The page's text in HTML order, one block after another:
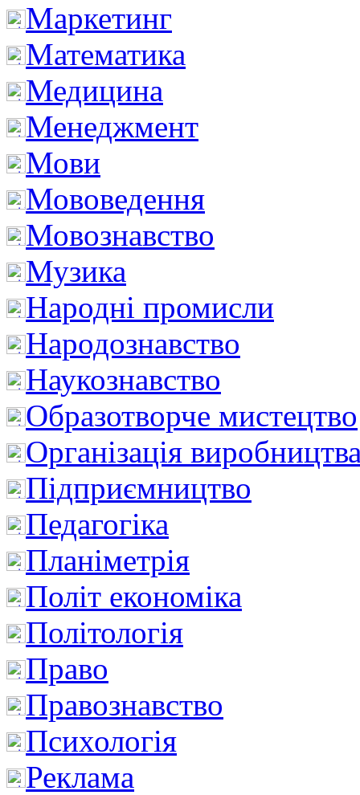
Маркетинг
Математика
Медицина
Менеджмент
Мови
Мововедення
Мовознавство
Музика
Народні промисли
Народознавство
Наукознавство
Образотворче мистецтво
Організація
Підприємництво
Педагогіка
Планіметрія
Політ економіка
Політологія
Право
Правознавство
Психологія
Реклама